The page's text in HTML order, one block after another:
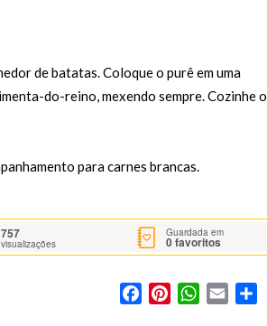
de batatas. Coloque o purê em uma
do-reino, mexendo sempre. Cozinhe o
para carnes brancas.
757
visualizações
Guardada em
0favoritos
FacebookPinterestWhatsApp
Email